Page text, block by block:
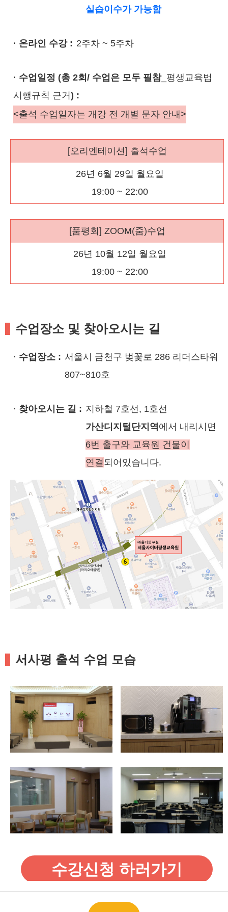
실습이수가 가능함
· 온라인 수강 : 2주차 ~ 5주차
· 수업일정 (총 2회/ 수업은 모두 필참_평생교육법
시행규칙 근거 ) :
<출석 수업일자는 개강 전 개별 문자 안내>
[오리엔테이션] 출석수업
26년 6월 29일 월요일
19:00 ~ 22:00
[품평회] ZOOM(줌)수업
26년 10월 12일 월요일
19:00 ~ 22:00
수업장소 및 찾아오시는 길
· 수업장소 : 서울시 금천구 벚꽃로 286 리더스타워
807~810호
· 찾아오시는 길 : 지하철 7호선, 1호선
가산디지털단지역 에서 내리시면
6번 출구와 교육원 건물이
연결 되어있습니다.
서사평 출석 수업 모습
수강신청 하러가기